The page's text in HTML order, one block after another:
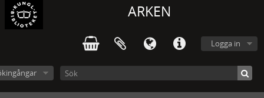
ARKEN
Logga in